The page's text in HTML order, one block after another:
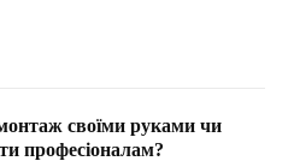
своїми руками чи
професіоналам?